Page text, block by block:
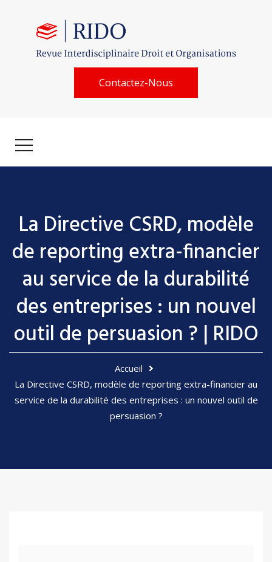
Contactez-Nous
La Directive CSRD, modèle
de reporting extra-financier
au service de la durabilité
des entreprises : un nouvel
outil de persuasion ? | RIDO
Accueil
La Directive CSRD, modèle de reporting extra-financier au
service de la durabilité des entreprises : un nouvel outil de
persuasion ?